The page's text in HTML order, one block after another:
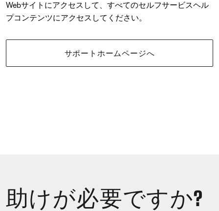
Webサイトにアクセスして、すべてのセルフサービスヘル
プコンテンツにアクセスしてください。
サポートホームページへ
助けが必要ですか?